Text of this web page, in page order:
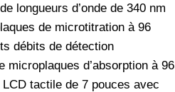
longueurs d’onde de 340 nm
de microtitration à 96
débits de détection
microplaques d’absorption à 96
tactile de 7 pouces avec